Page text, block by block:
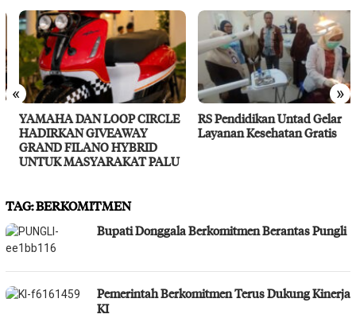
« »
YAMAHA DAN LOOP CIRCLE
HADIRKAN GIVEAWAY
GRAND FILANO HYBRID
UNTUK MASYARAKAT PALU
RS Pendidikan Untad Gelar
Layanan Kesehatan Gratis
TAG:BERKOMITMEN
Bupati Donggala Berkomitmen Berantas Pungli
Pemerintah Berkomitmen Terus Dukung Kinerja
KI